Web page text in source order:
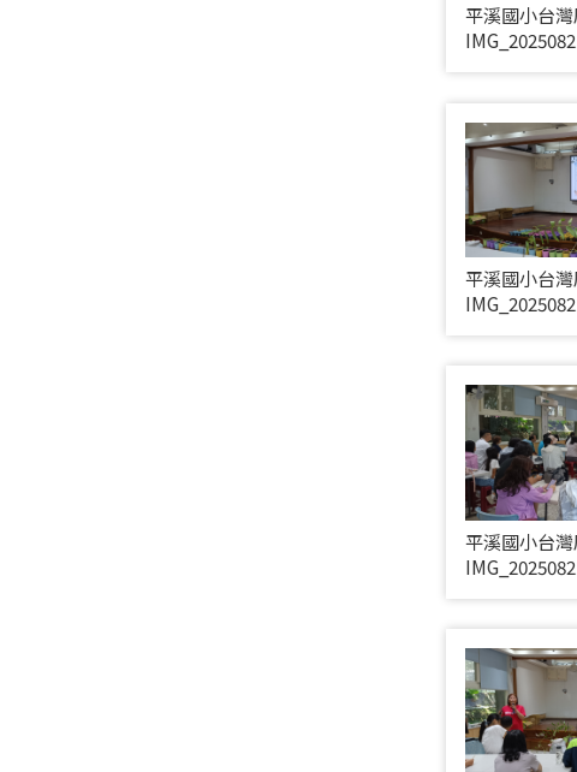
平溪國小台
平溪國小台
平溪國小台